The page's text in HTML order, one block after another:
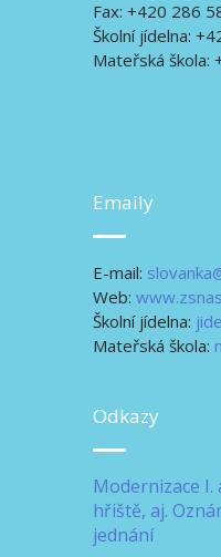
Fax: +420 286
Školní jídelna:
Mateřská škola:
Emaily
E-mail:
Web:
Školní jídelna:
Mateřská škola:
Odkazy
Modernizace I.
hřiště, aj.
jednání